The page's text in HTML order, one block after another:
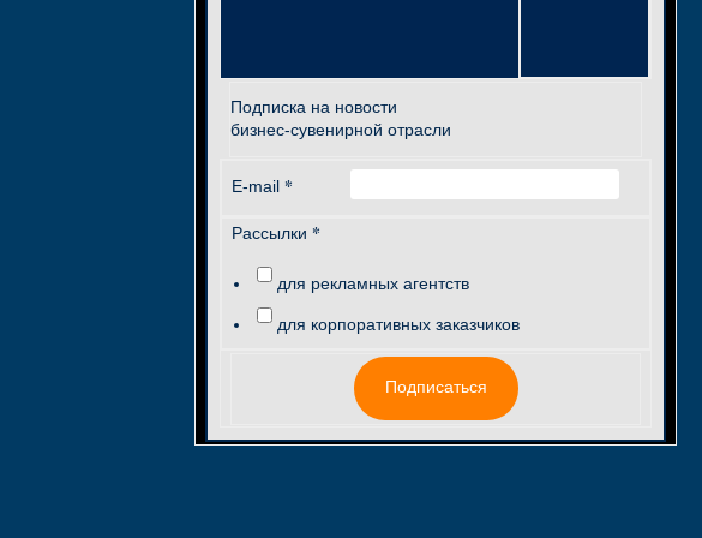
Подписка на новости
бизнес-сувенирной отрасли
E-mail *
Рассылки *
для рекламных агентств
для корпоративных заказчиков
Подписаться